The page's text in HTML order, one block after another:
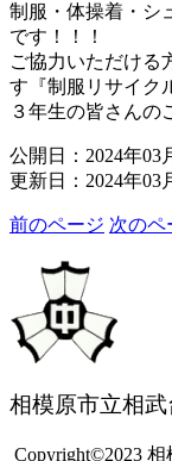
制服・体操着・シ
です！！！
ご協力いただける
す『制服リサイク
３年生の皆さん
公開日：2024年03
更新日：2024年03
前のページ 次のペ
相模原市立相
Copyright©2023